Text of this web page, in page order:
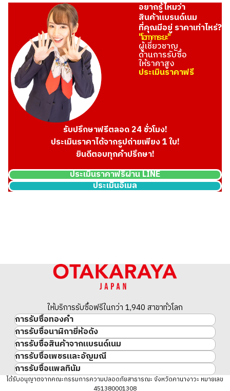
อยากรู้ไหมว่า
สินค้าแบรนด์เนม
ที่คุณมีอยู่ ราคาเท่าไหร่?
"โอทาคาระยะ"
ผู้เชี่ยวชาญ
ด้านการรับซื้อ
ให้ราคาสูง
ประเมินราคาฟรี
รับปรึกษาฟรีตลอด 24 ชั่วโมง!
ประเมินราคาได้จากรูปถ่ายเพียง 1 ใบ!
ยินดีตอบทุกคำปรึกษา!
ประเมินราคาฟรีผ่าน LINE
ประเมินอีเมล
ให้บริการรับซื้อฟรีในกว่า 1,940 สาขาทั่วโลก
การรับซื้อทองคำ
ทองคำ
ทองคำแท่ง
เหรียญทองคำ/เหรียญเงิน
ประวัติราคาทองคำ 10 ปี
ทองรูปพรรณ
การรับซื้อนาฬิกายี่ห้อดัง
นาฬิกาแบรนด์เนม
Rolex
Patek Philippe
Audemars Piguet
การรับซื้อสินค้าจากแบรนด์เนม
สินค้าแบรนด์เนม
Cartier
LOUIS VUITTON
การรับซื้อเพชรและอัญมณี
อัญมณี
เพชร
การรับซื้อแพลทินัม
แพลทินัม
ได้รับอนุญาตจากคณะกรรมการความปลอดภัยสาธารณะ จังหวัดคานางาวะ หมายเลข
451380001308